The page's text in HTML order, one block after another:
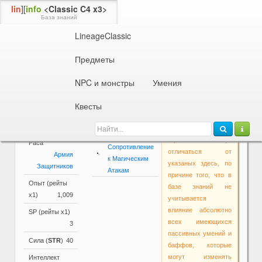
lin][info <Classic C4 x3>
База знаний
LineageClassic
Предметы
NPC и монстры
Умения
Квесты
Информация об NPC или монстре
Раса
Армия
Защитников
Опыт (рейты
х1)
1,009
SP (рейты х1)
3
Сила (STR) 40
Интеллект
умения
Полное
Сопротивление
к Магическим
Атакам
параметры в самой
игре могут
отличаться от
указаных здесь, по
причине того, что в
базе знаний не
учитывается
влияние абсолютно
всех имеющихся
пассивных умений и
баффов, которые
могут изменять